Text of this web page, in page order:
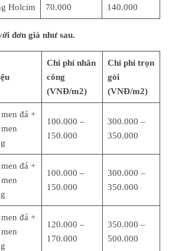
Holcim
70.000
140.000
đơn giá như sau.
Chi phí nhân
công
(VNĐ/m2)
Chi phí trọn
gói
(VNĐ/m2)
đá +
100.000 –
150.000
300.000 –
350.000
đá +
100.000 –
150.000
300.000 –
350.000
đá +
120.000 –
170.000
350.000 –
500.000